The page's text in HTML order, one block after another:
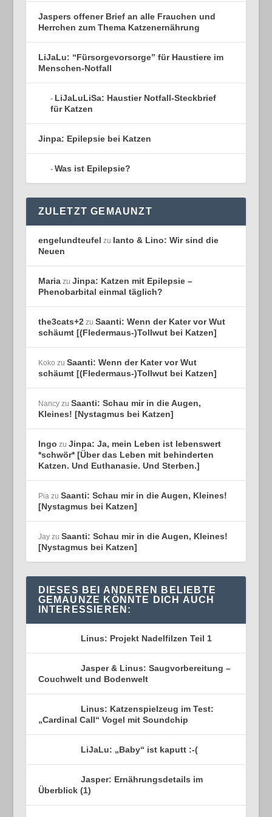
Jaspers offener Brief an alle Frauchen und
Herrchen zum Thema Katzenernährung
LiJaLu: “Fürsorgevorsorge” für Haustiere im
Menschen-Notfall
LiJaLuLiSa: Haustier Notfall-Steckbrief
für Katzen
Jinpa: Epilepsie bei Katzen
Was ist Epilepsie?
ZULETZT GEMAUNZT
engelundteufel zu Ianto & Lino: Wir sind die
Neuen
Mariazu Jinpa: Katzen mit Epilepsie –
Phenobarbital einmal täglich?
the3cats+2zu Saanti: Wenn der Kater vor Wut
schäumt [(Fledermaus-)Tollwut bei Katzen]
Koko zu Saanti: Wenn der Kater vor Wut
schäumt [(Fledermaus-)Tollwut bei Katzen]
Nancyzu Saanti: Schau mir in die Augen,
Kleines! [Nystagmus bei Katzen]
Ingo zu Jinpa: Ja, mein Leben ist lebenswert
*schwör* [Über das Leben mit behinderten
Katzen. Und Euthanasie. Und Sterben.]
Piazu Saanti: Schau mir in die Augen, Kleines!
[Nystagmus bei Katzen]
Jayzu Saanti: Schau mir in die Augen, Kleines!
[Nystagmus bei Katzen]
DIESES BEI ANDEREN BELIEBTE
GEMAUNZE KÖNNTE DICH AUCH
INTERESSIEREN:
Linus: Projekt Nadelfilzen Teil 1
Jasper & Linus: Saugvorbereitung –
Couchwelt und Bodenwelt
Linus: Katzenspielzeug im Test:
„Cardinal Call“ Vogel mit Soundchip
LiJaLu: „Baby“ ist kaputt :-(
Jasper: Ernährungsdetails im
Überblick (1)